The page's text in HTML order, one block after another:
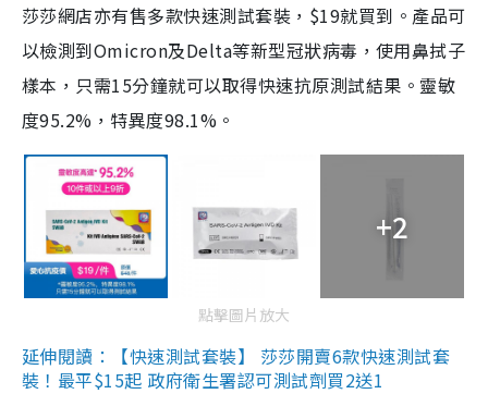
莎莎網店亦有售多款快速測試套裝，$19就買到。產品可
以檢測到Omicron及Delta等新型冠狀病毒，使用鼻拭子
樣本，只需15分鐘就可以取得快速抗原測試結果。靈敏
度95.2%，特異度98.1%。
+2
點擊圖片放大
延伸閱讀：【快速測試套裝】 莎莎開賣6款快速測試套
裝！最平$15起 政府衛生署認可測試劑買2送1